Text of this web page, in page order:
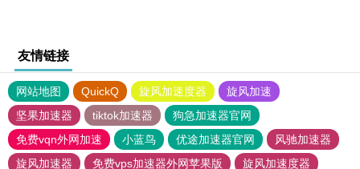
友情链接
网站地图 QuickQ 旋风加速度器
旋风加速
坚果加速器
tiktok加速器
狗急加速器官网
免费vqn外网加速
小蓝鸟 优途加速器官网
风驰加速器
旋风加速器
免费vps加速器外网苹果版
旋风加速度器